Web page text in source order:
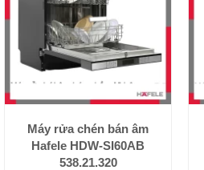
Máy rửa chén bán âm
Hafele HDW-SI60AB
538.21.320